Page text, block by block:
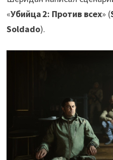
«Убийца 2: Против всех» (
Soldado).